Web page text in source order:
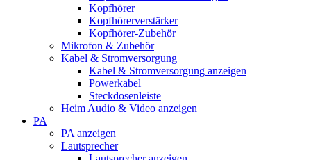
Kopfhörer
Kopfhörerverstärker
Kopfhörer-Zubehör
Mikrofon & Zubehör
Kabel & Stromversorgung
Kabel & Stromversorgung anzeigen
Powerkabel
Steckdosenleiste
Heim Audio & Video anzeigen
PA
PA anzeigen
Lautsprecher